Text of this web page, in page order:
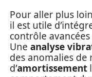
Pour aller plus
il est utile
contrôle
Une analyse
des anomalies de
d’amortissement